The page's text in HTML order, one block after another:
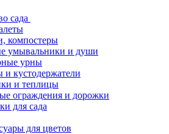
сада
компостеры
умывальники и души
урны
кустодержатели
и теплицы
ограждения и дорожки
для сада
для цветов